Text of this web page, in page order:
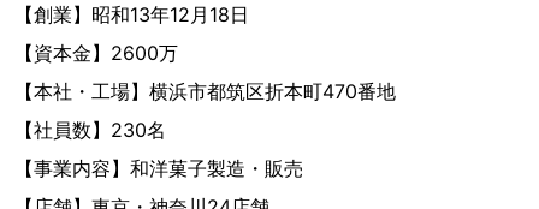
【創業】昭和13年12月18日
【資本金】2600万
【本社・工場】横浜市都筑区折本町470番地
【社員数】230名
【事業内容】和洋菓子製造・販売